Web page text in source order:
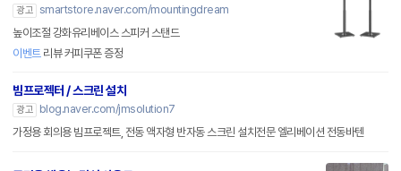
광고 smartstore.naver.com/mountingdream
높이조절 강화유리베이스 스피커 스탠드
이벤트리뷰 커피쿠폰 증정
빔프로젝터 / 스크린 설치
광고
blog.naver.com/jmsolution7
가정용 회의용 빔프로젝트, 전동 액자형 반자동 스크린 설치전문 엘리베이션 전동바텐